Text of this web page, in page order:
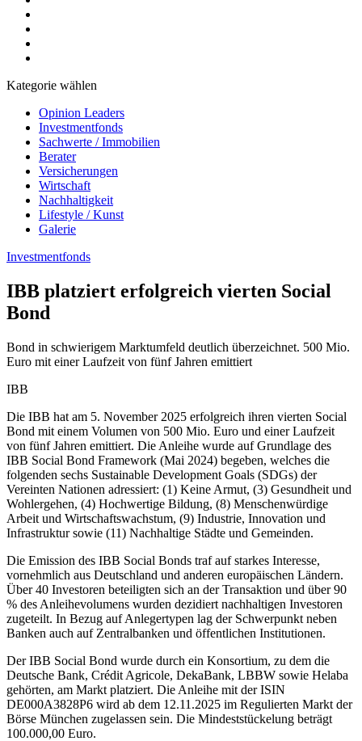
Kategorie wählen
Opinion Leaders
Investmentfonds
Sachwerte / Immobilien
Berater
Versicherungen
Wirtschaft
Nachhaltigkeit
Lifestyle / Kunst
Galerie
Investmentfonds
IBB platziert erfolgreich vierten Social
Bond
Bond in schwierigem Marktumfeld deutlich überzeichnet. 500 Mio.
Euro mit einer Laufzeit von fünf Jahren emittiert
IBB
Die IBB hat am 5. November 2025 erfolgreich ihren vierten Social
Bond mit einem Volumen von 500 Mio. Euro und einer Laufzeit
von fünf Jahren emittiert. Die Anleihe wurde auf Grundlage des
IBB Social Bond Framework (Mai 2024) begeben, welches die
folgenden sechs Sustainable Development Goals (SDGs) der
Vereinten Nationen adressiert: (1) Keine Armut, (3) Gesundheit und
Wohlergehen, (4) Hochwertige Bildung, (8) Menschenwürdige
Arbeit und Wirtschaftswachstum, (9) Industrie, Innovation und
Infrastruktur sowie (11) Nachhaltige Städte und Gemeinden.
Die Emission des IBB Social Bonds traf auf starkes Interesse,
vornehmlich aus Deutschland und anderen europäischen Ländern.
Über 40 Investoren beteiligten sich an der Transaktion und über 90
% des Anleihevolumens wurden dezidiert nachhaltigen Investoren
zugeteilt. In Bezug auf Anlegertypen lag der Schwerpunkt neben
Banken auch auf Zentralbanken und öffentlichen Institutionen.
Der IBB Social Bond wurde durch ein Konsortium, zu dem die
Deutsche Bank, Crédit Agricole, DekaBank, LBBW sowie Helaba
gehörten, am Markt platziert. Die Anleihe mit der ISIN
DE000A3828P6 wird ab dem 12.11.2025 im Regulierten Markt der
Börse München zugelassen sein. Die Mindeststückelung beträgt
100.000,00 Euro.